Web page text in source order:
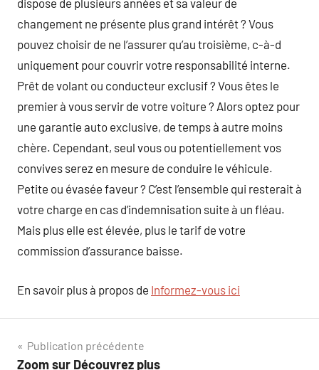
dispose de plusieurs années et sa valeur de
changement ne présente plus grand intérêt ? Vous
pouvez choisir de ne l’assurer qu’au troisième, c-à-d
uniquement pour couvrir votre responsabilité interne.
Prêt de volant ou conducteur exclusif ? Vous êtes le
premier à vous servir de votre voiture ? Alors optez pour
une garantie auto exclusive, de temps à autre moins
chère. Cependant, seul vous ou potentiellement vos
convives serez en mesure de conduire le véhicule.
Petite ou évasée faveur ? C’est l’ensemble qui resterait à
votre charge en cas d’indemnisation suite à un fléau.
Mais plus elle est élevée, plus le tarif de votre
commission d’assurance baisse.
En savoir plus à propos de Informez-vous ici
Navigation
Publication précédente
Zoom sur Découvrez plus